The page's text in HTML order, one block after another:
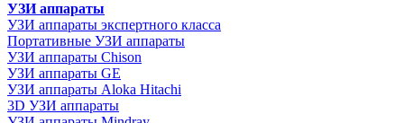
УЗИ аппараты
УЗИ аппараты экспертного класса
Портативные УЗИ аппараты
УЗИ аппараты Chison
УЗИ аппараты GE
УЗИ аппараты Aloka Hitachi
3D УЗИ аппараты